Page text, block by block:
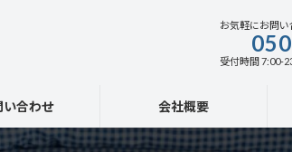
お気軽にお問い
受付時間 7:00-
い合わせ 会社概要